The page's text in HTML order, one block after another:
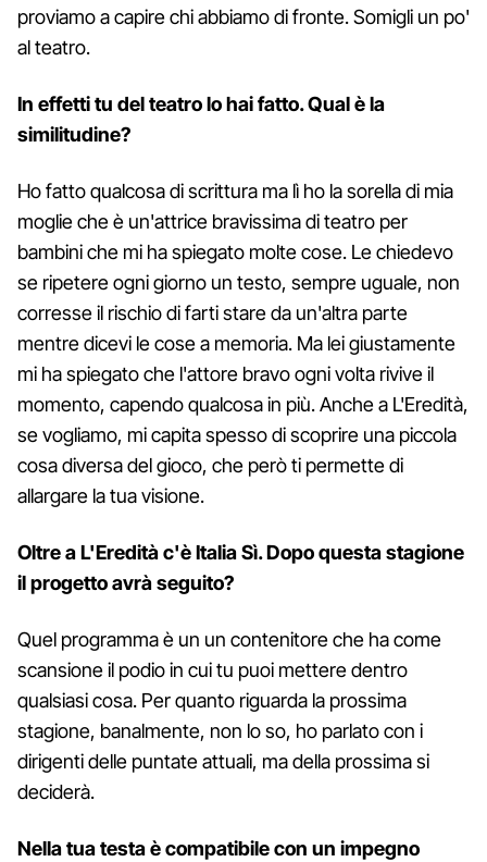
proviamo a capire chi abbiamo di fronte. Somigli un po'
al teatro.
In effetti tu del teatro lo hai fatto. Qual è la
similitudine?
Ho fatto qualcosa di scrittura ma lì ho la sorella di mia
moglie che è un'attrice bravissima di teatro per
bambini che mi ha spiegato molte cose. Le chiedevo
se ripetere ogni giorno un testo, sempre uguale, non
corresse il rischio di farti stare da un'altra parte
mentre dicevi le cose a memoria. Ma lei giustamente
mi ha spiegato che l'attore bravo ogni volta rivive il
momento, capendo qualcosa in più. Anche a L'Eredità,
se vogliamo, mi capita spesso di scoprire una piccola
cosa diversa del gioco, che però ti permette di
allargare la tua visione.
Oltre a L'Eredità c'è Italia Sì. Dopo questa stagione
il progettoavrà seguito?
Quel programma è un un contenitore che ha come
scansione il podio in cui tu puoi mettere dentro
qualsiasi cosa. Per quanto riguarda la prossima
stagione, banalmente, non lo so, ho parlato con i
dirigenti delle puntate attuali, ma della prossima si
deciderà.
Nella tua testa è compatibile con un impegno